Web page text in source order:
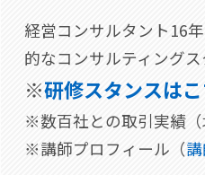
経営コンサルタント16
的なコンサルティング
※研修スタンスは
※数百社との取引実績（
※講師プロフィール（